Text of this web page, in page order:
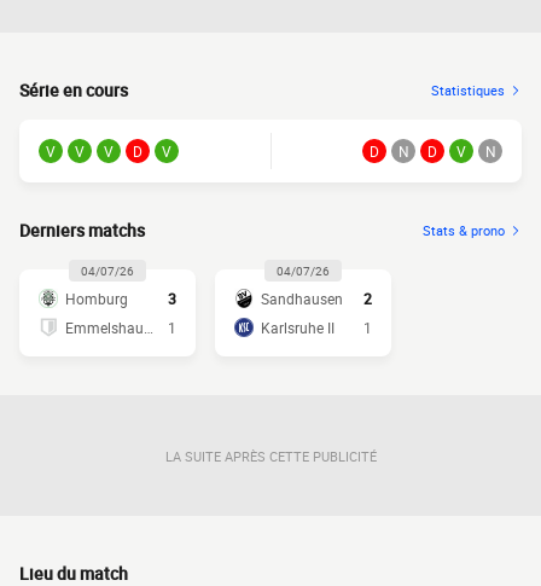
Série en cours Statistiques
V V V D V D N D V N
Derniers matchs Stats & prono
04/07/26
Homburg
3
1
04/07/26
Sandhausen
2
Karlsruhe II
1
LA SUITE APRÈS CETTE PUBLICITÉ
Lieu du match